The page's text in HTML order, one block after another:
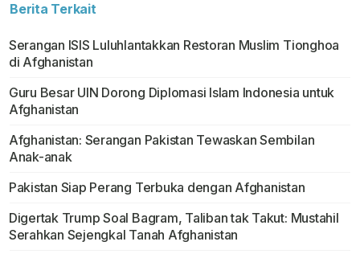
Berita Terkait
Serangan ISIS Luluhlantakkan Restoran Muslim Tionghoa
di Afghanistan
Guru Besar UIN Dorong Diplomasi Islam Indonesia untuk
Afghanistan
Afghanistan: Serangan Pakistan Tewaskan Sembilan
Anak-anak
Pakistan Siap Perang Terbuka dengan Afghanistan
Digertak Trump Soal Bagram, Taliban tak Takut: Mustahil
Serahkan Sejengkal Tanah Afghanistan